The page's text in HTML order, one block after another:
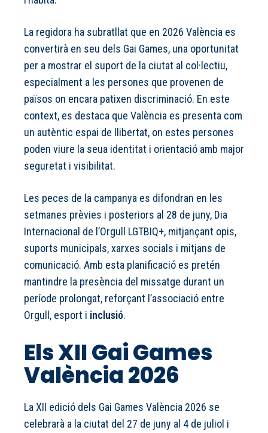
La regidora ha subratllat que en 2026 València es
convertirà en seu dels Gai Games, una oportunitat
per a mostrar el suport de la ciutat al col·lectiu,
especialment a les persones que provenen de
països on encara patixen discriminació. En este
context, es destaca que València es presenta com
un autèntic espai de llibertat, on estes persones
poden viure la seua identitat i orientació amb major
seguretat i visibilitat.
Les peces de la campanya es difondran en les
setmanes prèvies i posteriors al 28 de juny, Dia
Internacional de l’Orgull LGTBIQ+, mitjançant opis,
suports municipals, xarxes socials i mitjans de
comunicació. Amb esta planificació es pretén
mantindre la presència del missatge durant un
període prolongat, reforçant l’associació entre
Orgull, esport i inclusió.
Els XII Gai Games
València 2026
La XII edició dels Gai Games València 2026 se
celebrarà a la ciutat del 27 de juny al 4 de juliol i